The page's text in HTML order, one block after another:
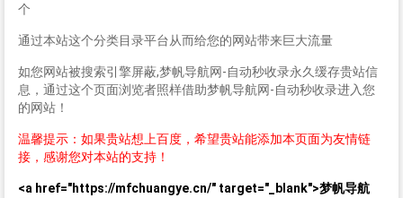
个
通过本站这个分类目录平台从而给您的网站带来巨大流量
如您网站被搜索引擎屏蔽,梦帆导航网-自动秒收录永久缓存贵站信
息，通过这个页面浏览者照样借助梦帆导航网-自动秒收录进入您
的网站！
温馨提示：如果贵站想上百度，希望贵站能添加本页面为友情链
接，感谢您对本站的支持！
<a href="https://mfchuangye.cn/" target="_blank">梦帆导航